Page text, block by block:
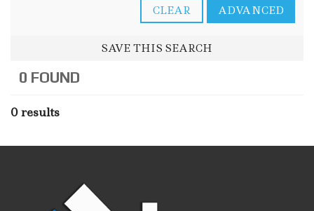
CLEAR ADVANCED
SAVE THIS SEARCH
0 FOUND
0 results